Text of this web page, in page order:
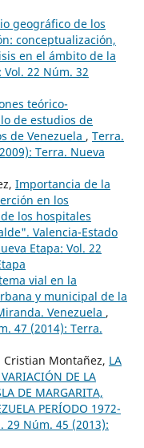
geográfico de los
conceptualización,
en el ámbito de la
22 Núm. 32
teórico-
de estudios de
de Venezuela , Terra.
Terra. Nueva
Importancia de la
en los
los hospitales
Valencia-Estado
Etapa: Vol. 22
vial en la
y municipal de la
Venezuela ,
47 (2014): Terra.
Cristian Montañez, LA
DE LA
DE MARGARITA,
PERÍODO 1972-
29 Núm. 45 (2013):